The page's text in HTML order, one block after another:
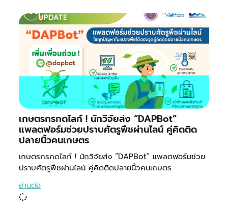
เกษตรกรกดไลก์ ! นักวิจัยส่ง “DAPBot”
แพลตฟอร์มช่วยปราบศัตรูพืชผ่านไลน์ คู่คิดติด
ปลายนิ้วคนเกษตร
เกษตรกรกดไลก์ ! นักวิจัยส่ง “DAPBot” แพลตฟอร์มช่วย
ปราบศัตรูพืชผ่านไลน์ คู่คิดติดปลายนิ้วคนเกษตร
อ่านต่อ